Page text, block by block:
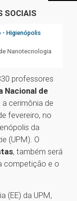
SOCIAIS
- Higienópolis
Nanotecnologia
professores
Nacional de
a cerimônia de
fevereiro, no
da
(UPM). O
, também será
competição e o
(EE) da UPM,